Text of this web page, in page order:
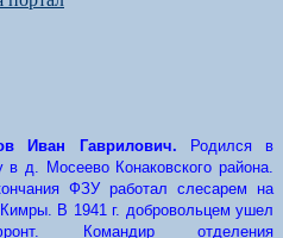
Иван Гаврилович. Родился в
в д. Мосеево Конаковского района.
ФЗУ работал слесарем на
Кимры. В 1941 г. добровольцем ушел
Командир отделения